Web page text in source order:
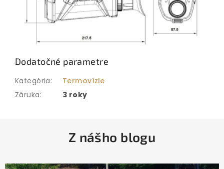
Dodatočné parametre
Kategória:
Termovízie
Záruka: 3 roky
Z nášho blogu